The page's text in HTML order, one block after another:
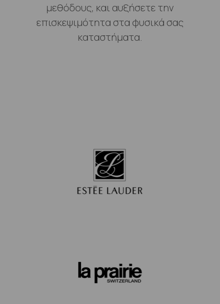
μεθόδους, και αυξήσετε την
επισκεψιμότητα στα φυσικά σας
καταστήματα.